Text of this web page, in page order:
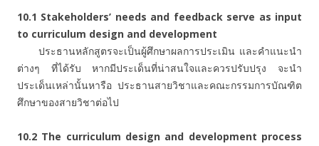
10.1 Stakeholders’ needs and feedback serve as input
to curriculum design and development
ประธานหลักสูตรจะเป็นผู้ศึกษาผลการประเมิน และคำแนะนำ
ต่างๆ ที่ได้รับ หากมีประเด็นที่น่าสนใจและควรปรับปรุง จะนำ
ประเด็นเหล่านั้นหารือ ประธานสายวิชาและคณะกรรมการบัณฑิต
ศึกษาของสายวิชาต่อไป
10.2 The curriculum design and development process